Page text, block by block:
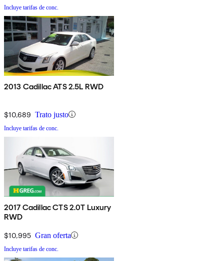
Incluye tarifas de conc.
2013 Cadillac ATS 2.5L RWD
$10,689 Trato justo
Incluye tarifas de conc.
2017 Cadillac CTS 2.0T Luxury
RWD
$10,995 Gran oferta
Incluye tarifas de conc.